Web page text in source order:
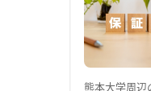
熊本大学周辺